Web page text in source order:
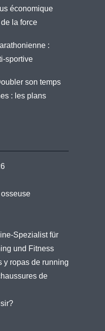
économique
la force
:
sportive
son temps
: les plans
Spezialist für
und Fitness
y ropas de running
de